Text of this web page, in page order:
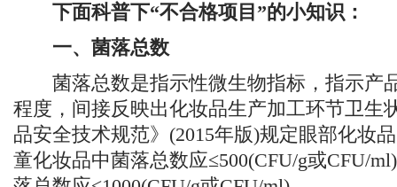
下面科普下“不合格项目”的小知识：
一、菌落总数
菌落总数是指示性微生物指标，指示产
程度，间接反映出化妆品生产加工环节卫生
品安全技术规范》(2015年版)规定眼部化妆
童化妆品中菌落总数应≤500(CFU/g或CFU/